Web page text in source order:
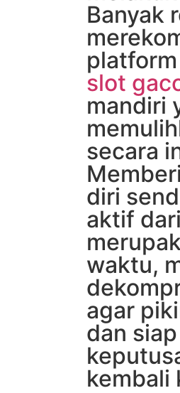
Banyak
slot
mandiri
secara
diri
aktif
waktu,
agar
dan
kembali